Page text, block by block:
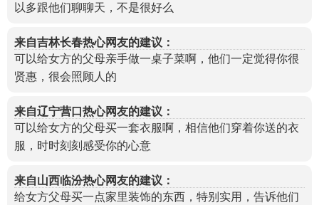
以多跟他们聊聊天，不是很好么
来自吉林长春热心网友的建议：
可以给女方的父母亲手做一桌子菜啊，他们一定觉得你很
贤惠，很会照顾人的
来自辽宁营口热心网友的建议：
可以给女方的父母买一套衣服啊，相信他们穿着你送的衣
服，时时刻刻感受你的心意
来自山西临汾热心网友的建议：
给女方父母买一点家里装饰的东西，特别实用，告诉他们